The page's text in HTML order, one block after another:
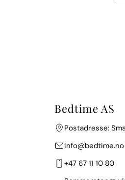
Bedtime AS
Postadresse:
info@bedtime.no
+47 67 11 10 80